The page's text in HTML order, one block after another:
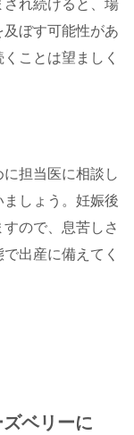
れ続けると、場
ぼす可能性があ
ことは望ましく
担当医に相談し
しょう。妊娠後
ので、息苦しさ
出産に備えてく
ベリーに